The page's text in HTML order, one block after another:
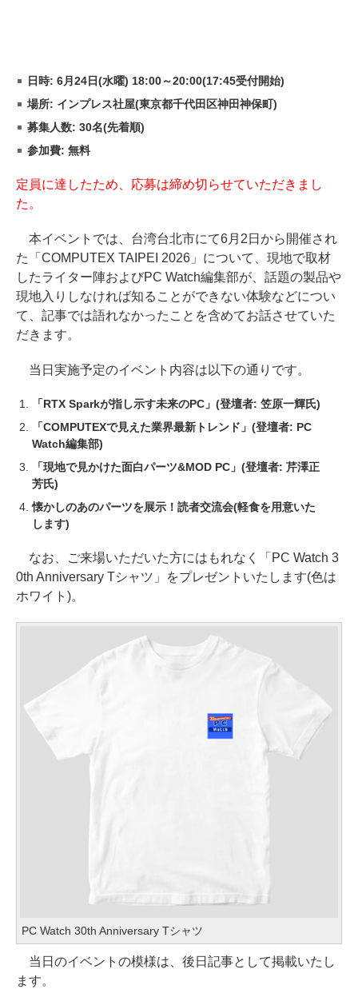
日時: 6月24日(水曜) 18:00～20:00(17:45受付開始)
場所: インプレス社屋(東京都千代田区神田神保町)
募集人数: 30名(先着順)
参加費: 無料
定員に達したため、応募は締め切らせていただきまし
た。
本イベントでは、台湾台北市にて6月2日から開催され
た「COMPUTEX TAIPEI 2026」について、現地で取材
したライター陣およびPC Watch編集部が、話題の製品や
現地入りしなければ知ることができない体験などについ
て、記事では語れなかったことを含めてお話させていた
だきます。
当日実施予定のイベント内容は以下の通りです。
「RTX Sparkが指し示す未来のPC」(登壇者: 笠原一輝氏)
「COMPUTEXで見えた業界最新トレンド」(登壇者: PC
Watch編集部)
「現地で見かけた面白パーツ&MOD PC」(登壇者: 芹澤正
芳氏)
懐かしのあのパーツを展示！読者交流会(軽食を用意いた
します)
なお、ご来場いただいた方にはもれなく「PC Watch 3
0th Anniversary Tシャツ」をプレゼントいたします(色は
ホワイト)。
PC Watch 30th Anniversary Tシャツ
当日のイベントの模様は、後日記事として掲載いたし
ます。